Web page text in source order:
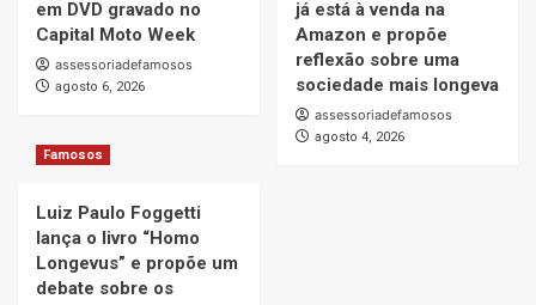
em DVD gravado no
Capital Moto Week
assessoriadefamosos
agosto 6, 2026
já está à venda na
Amazon e propõe
reflexão sobre uma
sociedade mais longeva
assessoriadefamosos
agosto 4, 2026
Famosos
Luiz Paulo Foggetti
lança o livro “Homo
Longevus” e propõe um
debate sobre os